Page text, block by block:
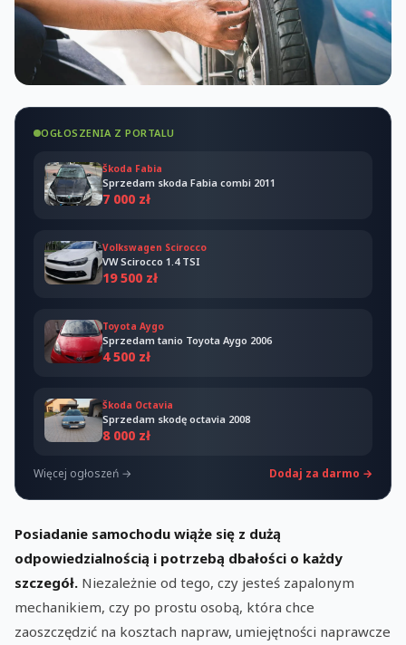
OGŁOSZENIA Z PORTALU
Škoda Fabia
Sprzedam skoda Fabia combi 2011
7 000 zł
Volkswagen Scirocco
VW Scirocco 1.4 TSI
19 500 zł
Toyota Aygo
Sprzedam tanio Toyota Aygo 2006
4 500 zł
Škoda Octavia
Sprzedam skodę octavia 2008
8 000 zł
Więcej ogłoszeń → Dodaj za darmo →
Posiadanie samochodu wiąże się z dużą
odpowiedzialnością i potrzebą dbałości o każdy
szczegół. Niezależnie od tego, czy jesteś zapalonym
mechanikiem, czy po prostu osobą, która chce
zaoszczędzić na kosztach napraw, umiejętności naprawcze